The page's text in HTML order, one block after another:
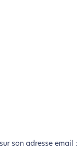
son adresse email :